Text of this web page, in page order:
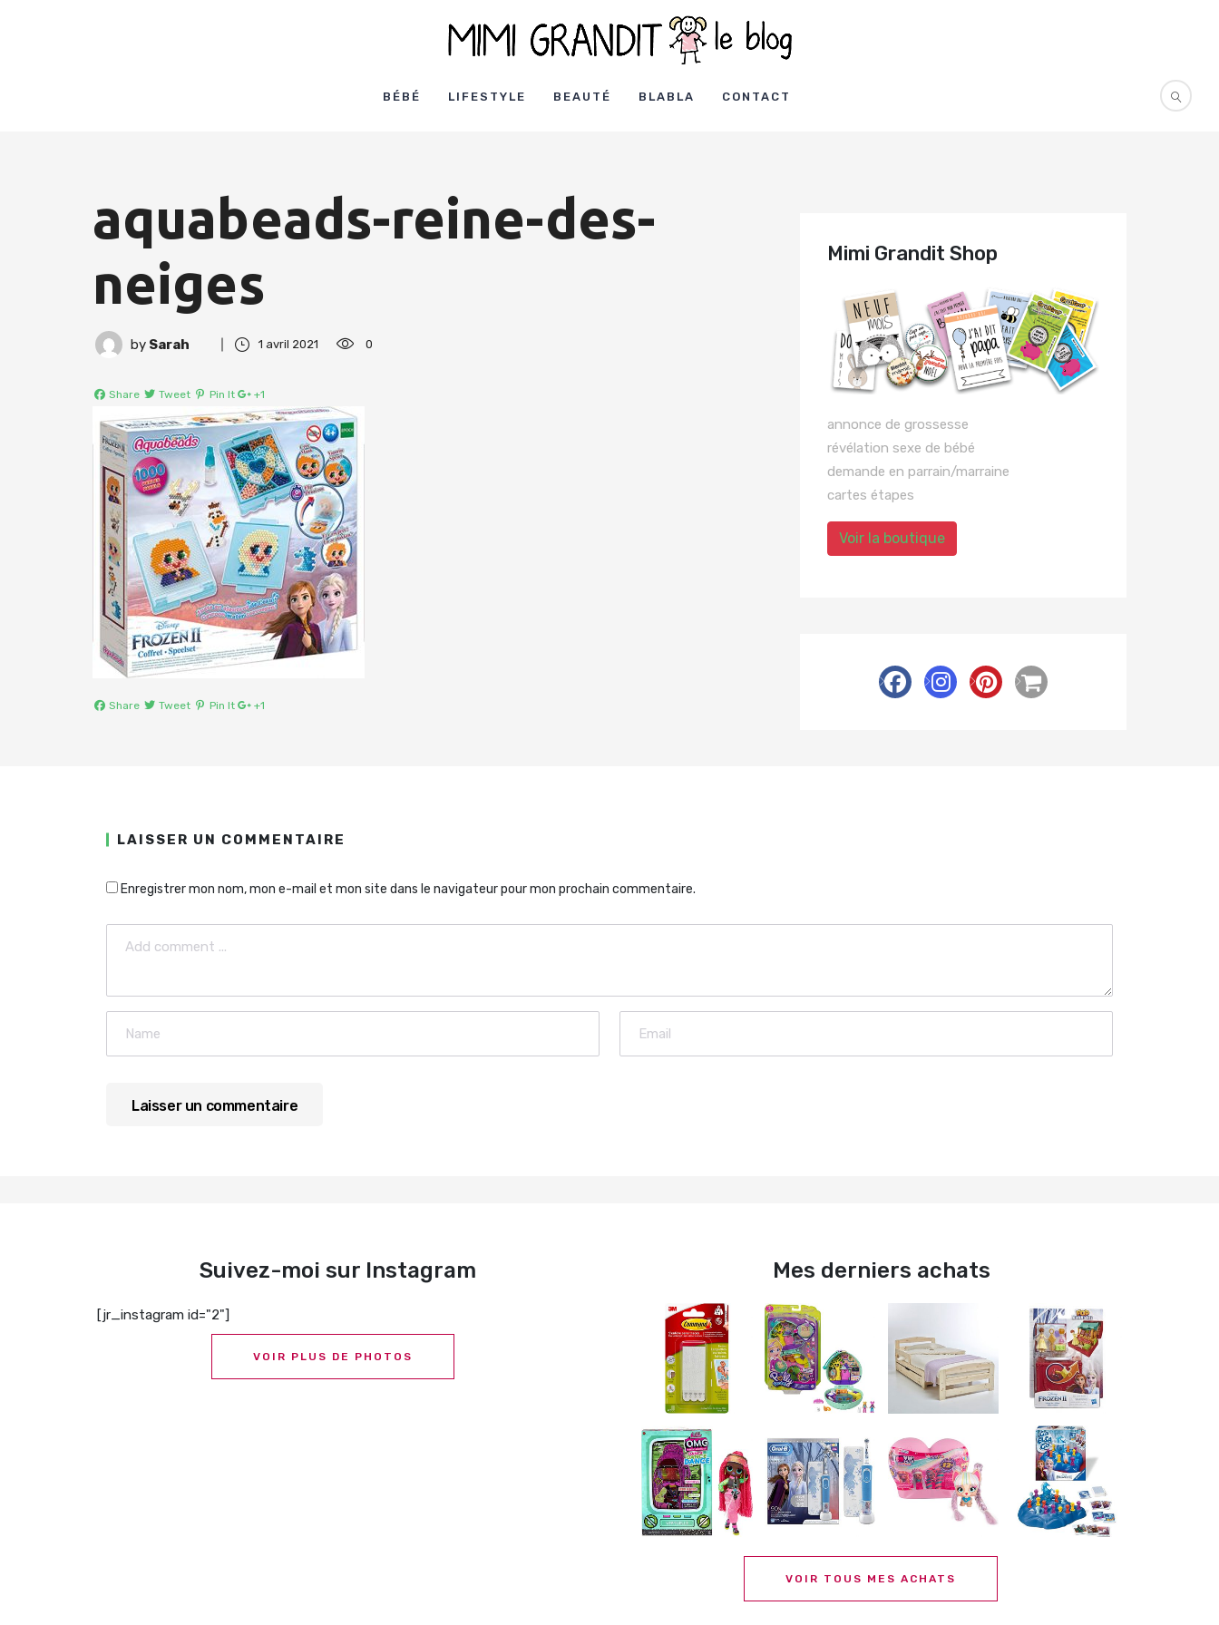
BÉBÉ LIFESTYLE BEAUTÉ BLABLA CONTACT
aquabeads-reine-des-
neiges
by Sarah 1 avril 2021 0
Share Tweet Pin It +1
Share Tweet Pin It +1
Mimi Grandit Shop
annonce de grossesse
révélation sexe de bébé
demande en parrain/marraine
cartes étapes
Voir la boutique
LAISSER UN COMMENTAIRE
Enregistrer mon nom, mon e-mail et mon site dans le navigateur pour mon prochain commentaire.
Suivez-moi sur Instagram
[jr_instagram id="2"]
VOIR PLUS DE PHOTOS
Mes derniers achats
VOIR TOUS MES ACHATS